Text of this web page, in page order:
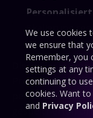
Personalisiert
Skalierung
im Client aktiv
Diese
Presets.
personalisierte
gespeicherten
We use cookies
we ensure that
Remember, you
settings at any
continuing to
cookies. Want
and Privacy